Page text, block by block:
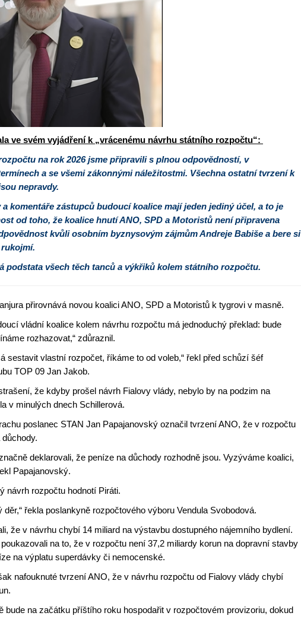
ve svém vyjádření k „vrácenému návrhu státního rozpočtu“:
na rok 2026 jsme připravili s plnou odpovědností, v
a se všemi zákonnými náležitostmi. Všechna ostatní tvrzení k
nepravdy.
komentáře zástupců budoucí koalice mají jeden jediný účel, a to je
od toho, že koalice hnutí ANO, SPD a Motoristů není připravena
kvůli osobním byznysovým zájmům Andreje Babiše a bere si
podstata všech těch tanců a výkřiků kolem státního rozpočtu.
přirovnává novou koalici ANO, SPD a Motoristů k tygrovi v masně.
vládní koalice kolem návrhu rozpočtu má jednoduchý překlad: bude
rozhazovat,“ zdůraznil.
sestavit vlastní rozpočet, říkáme to od voleb,“ řekl před schůzí šéf
TOP 09 Jan Jakob.
že kdyby prošel návrh Fialovy vlády, nebylo by na podzim na
v minulých dnech Schillerová.
poslanec STAN Jan Papajanovský označil tvrzení ANO, že v rozpočtu
deklarovali, že peníze na důchody rozhodně jsou. Vyzýváme koalici,
Papajanovský.
návrh rozpočtu hodnotí Piráti.
děr,“ řekla poslankyně rozpočtového výboru Vendula Svobodová.
že v návrhu chybí 14 miliard na výstavbu dostupného nájemního bydlení.
na to, že v rozpočtu není 37,2 miliardy korun na dopravní stavby
na výplatu superdávky či nemocenské.
nafouknuté tvrzení ANO, že v návrhu rozpočtu od Fialovy vlády chybí
bude na začátku příštího roku hospodařit v rozpočtovém provizoriu, dokud